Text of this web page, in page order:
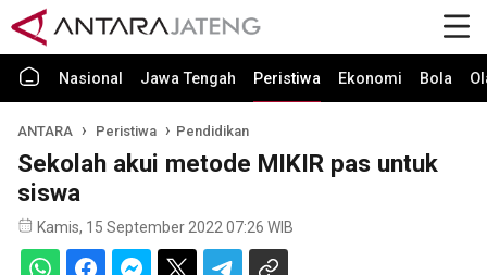
Nasional Jawa Tengah Peristiwa Ekonomi Bola
ANTARA Peristiwa Pendidikan
Sekolah akui metode MIKIR pas untuk
siswa
Kamis, 15 September 2022 07:26 WIB